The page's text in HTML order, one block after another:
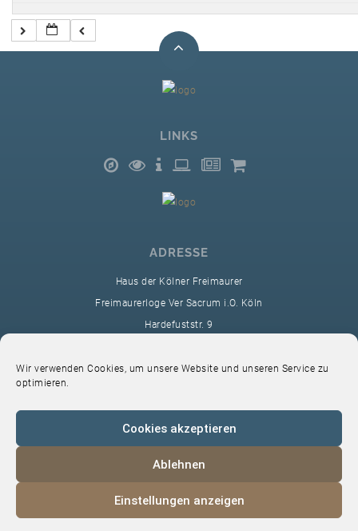
Wir verwenden Cookies, um unsere Website und unseren Service zu
optimieren.
Cookies akzeptieren
Ablehnen
Einstellungen anzeigen
LINKS
ADRESSE
Haus der Kölner Freimaurer
Freimaurerloge Ver Sacrum i.O. Köln
Hardefuststr. 9
sekretariat@ver-sacrum.org
© 2024 Copyright Ver Sacrum
Datenschutz